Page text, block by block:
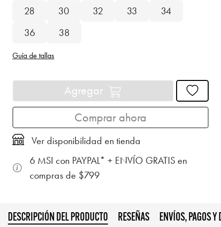
28
30 32 33
34
36
38
Guía de tallas
Agregar
Comprar ahora
Ver disponibilidad en tienda
6 MSI con PAYPAL* + ENVÍO GRATIS en
compras de $799
DESCRIPCIÓN DEL PRODUCTO RESEÑAS ENVÍOS, PAGOS Y